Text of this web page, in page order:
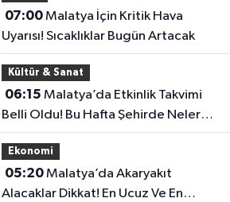
07:00Malatya İçin Kritik Hava
Uyarısı! Sıcaklıklar Bugün Artacak
Kültür & Sanat
06:15
Belli Oldu! Bu Hafta Şehirde Neler
Olacak?
Ekonomi
05:20Malatya’da Akaryakıt
Alacaklar Dikkat! En Ucuz Ve En